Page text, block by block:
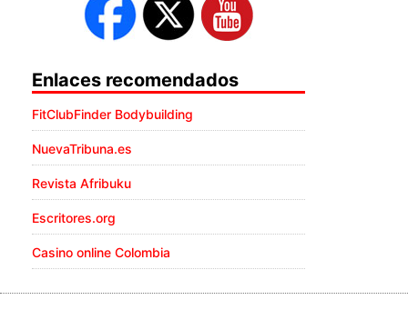
Enlaces recomendados
FitClubFinder Bodybuilding
NuevaTribuna.es
Revista Afribuku
Escritores.org
Casino online Colombia